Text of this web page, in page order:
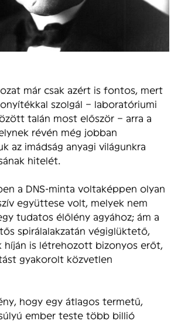
már csak azért is fontos, mert
szolgál – laboratóriumi
talán most először – arra a
révén még jobban
az imádság anyagi világunkra
hitelét.
a DNS-minta voltaképpen olyan
együttese volt, melyek nem
tudatos élőlény agyához; ám a
spirálalakzatán végiglüktető,
híján is létrehozott bizonyos erőt,
gyakorolt közvetlen
hogy egy átlagos termetű,
ember teste több billió